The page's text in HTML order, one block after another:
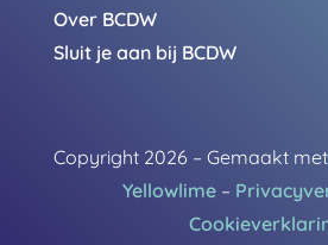
Over BCDW
Sluit je aan bij BCDW
Copyright 2026 – Gemaakt met
Yellowlime–